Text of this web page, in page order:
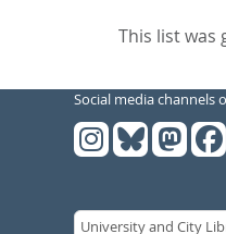
This list
Social media channels